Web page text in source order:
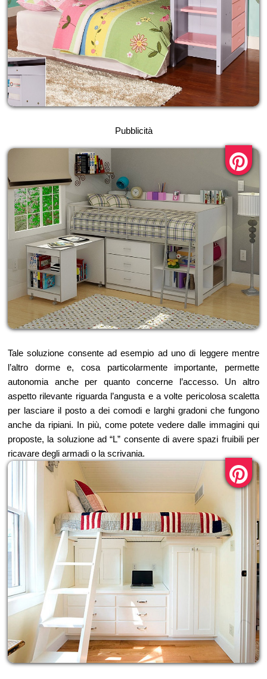
Pubblicità
Tale soluzione consente ad esempio ad uno di leggere mentre
l’altro dorme e, cosa particolarmente importante, permette
autonomia anche per quanto concerne l’accesso. Un altro
aspetto rilevante riguarda l’angusta e a volte pericolosa scaletta
per lasciare il posto a dei comodi e larghi gradoni che fungono
anche da ripiani. In più, come potete vedere dalle immagini qui
proposte, la soluzione ad “L” consente di avere spazi fruibili per
ricavare degli armadi o la scrivania.